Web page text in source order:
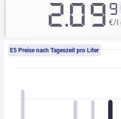
2.099
€/l
E5 Preise nach Tageszeit pro Liter